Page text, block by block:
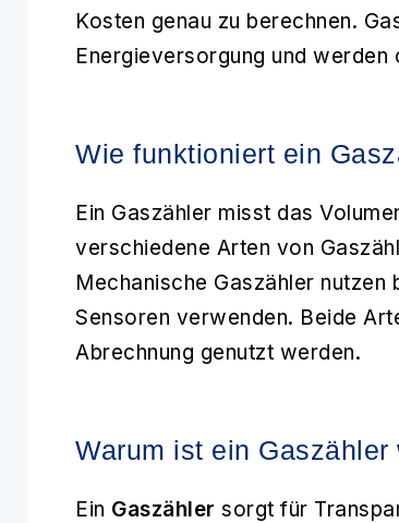
Kosten genau zu berechnen.
Energieversorgung und
Wie funktioniert ein
Ein Gaszähler misst das
verschiedene Arten von
Mechanische Gaszähler
Sensoren verwenden. Beide
Abrechnung genutzt werden.
Warum ist ein Gaszähler
Ein Gaszähler sorgt für